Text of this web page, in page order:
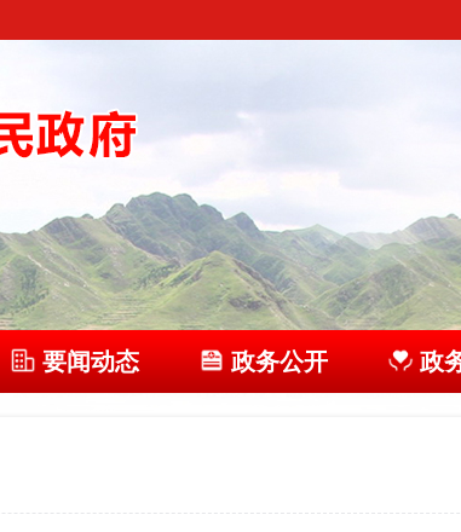
要闻动态 政务公开 政